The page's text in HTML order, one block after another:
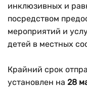
инклюзивных и
посредством
мероприятий и
детей в местных
Крайний срок
установлен на 28